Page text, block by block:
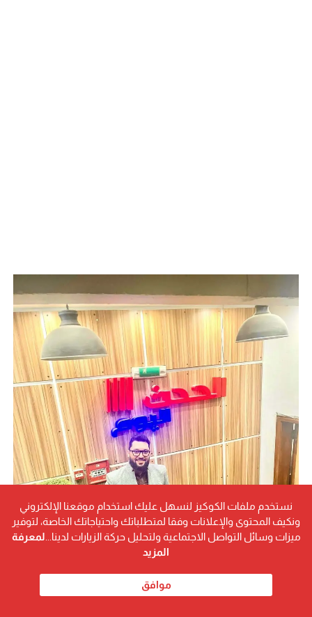
نستخدم ملفات الكوكيز لنسهل عليك استخدام موقعنا الإلكتروني
ونكيف المحتوى والإعلانات وفقا لمتطلباتك واحتياجاتك الخاصة، لتوفير
ميزات وسائل التواصل الاجتماعية ولتحليل حركة الزيارات لدينا... لمعرفة
المزيد
موافق